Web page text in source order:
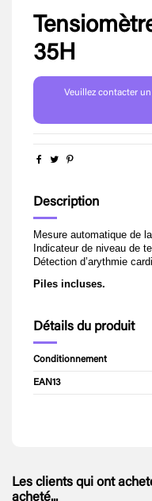
35H
Veuillez contacter
Description
Mesure automatique de
Indicateur de niveau de
Détection d’arythmie
Piles incluses.
Détails du produit
Conditionnement
EAN13
Les clients qui ont
acheté...